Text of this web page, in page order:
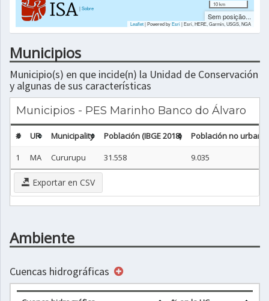
|Sobre
10 km
Sem posição...
Leaflet| Powered byEsri|Esri, HERE, Garmin, USGS, NGA
Municipios
Municipio(s) en que incide(n) la Unidad de Conservación
y algunas de sus características
Municipios - PES Marinho Banco do Álvaro
# UF Municipality Población (IBGE 2018)
Población no urbana
1
MA Cururupu 31.558 9.035
Exportar en CSV
Ambiente
Cuencas hidrográficas